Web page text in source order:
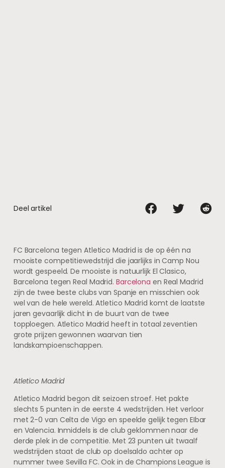
Deel artikel
FC Barcelona tegen Atletico Madrid is de op één na
mooiste competitiewedstrijd die jaarlijks in Camp Nou
wordt gespeeld. De mooiste is natuurlijk El Clasico,
Barcelona tegen Real Madrid. Barcelona en Real Madrid
zijn de twee beste clubs van Spanje en misschien ook
wel van de hele wereld. Atletico Madrid komt de laatste
jaren gevaarlijk dicht in de buurt van de twee
topploegen. Atletico Madrid heeft in totaal zeventien
grote prijzen gewonnen waarvan tien
landskampioenschappen.
Atletico Madrid
Atletico Madrid begon dit seizoen stroef. Het pakte
slechts 5 punten in de eerste 4 wedstrijden. Het verloor
met 2-0 van Celta de Vigo en speelde gelijk tegen EIbar
en Valencia. Inmiddels is de club geklommen naar de
derde plek in de competitie. Met 23 punten uit twaalf
wedstrijden staat de club op doelsaldo achter op
nummer twee Sevilla FC. Ook in de Champions League is